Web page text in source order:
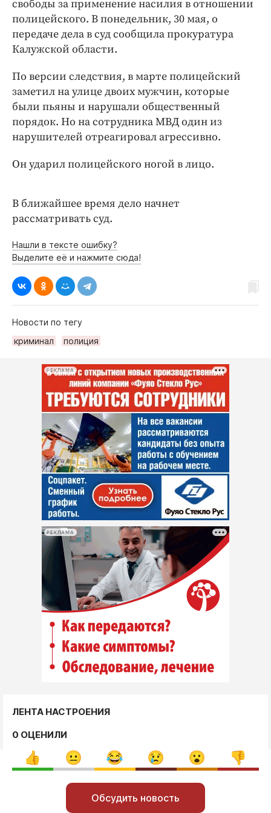
Интересное чтиво
Клиника года
Бренд года
свободы за применение насилия в отношении
полицейского. В понедельник, 30 мая, о
передаче дела в суд сообщила прокуратура
Калужской области.
По версии следствия, в марте полицейский
заметил на улице двоих мужчин, которые
были пьяны и нарушали общественный
порядок. Но на сотрудника МВД один из
нарушителей отреагировал агрессивно.
Он ударил полицейского ногой в лицо.
В ближайшее время дело начнет
рассматривать суд.
Нашли в тексте ошибку?
Выделите её и нажмите сюда!
Новости по тегу
криминал
полиция
РЕКЛАМА
РЕКЛАМА
ЛЕНТА НАСТРОЕНИЯ
0 ОЦЕНИЛИ
Обсудить новость